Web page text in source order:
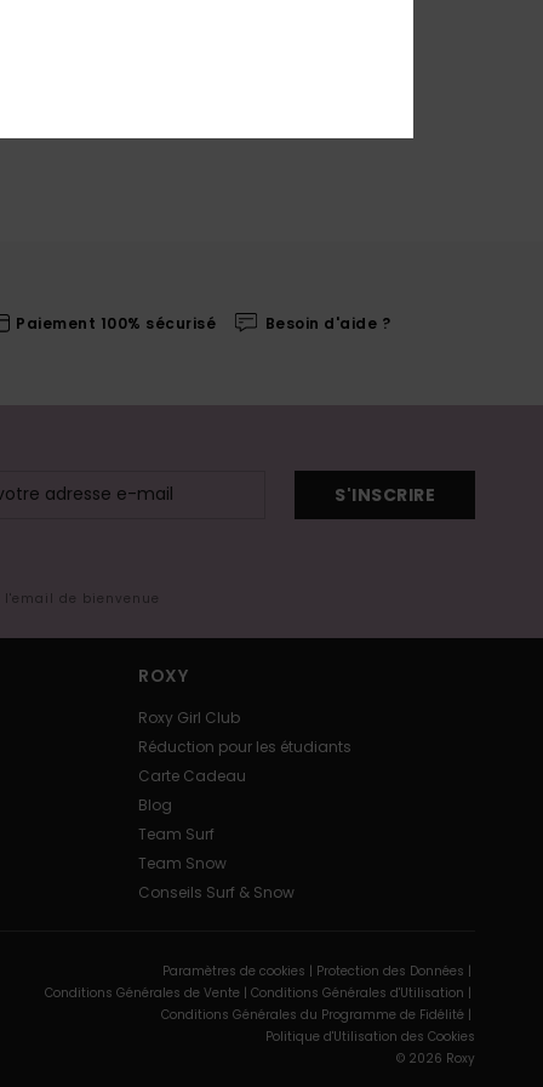
Paiement 100% sécurisé Besoin d'aide ?
S'INSCRIRE
de bienvenue
ROXY
Roxy Girl Club
Réduction pour les étudiants
Carte Cadeau
Blog
Team Surf
Team Snow
Conseils Surf & Snow
Paramètres de cookies | Protection des Données |
Conditions Générales de Vente | Conditions Générales d'Utilisation |
Conditions Générales du Programme de Fidélité |
Politique d'Utilisation des Cookies
© 2026 Roxy